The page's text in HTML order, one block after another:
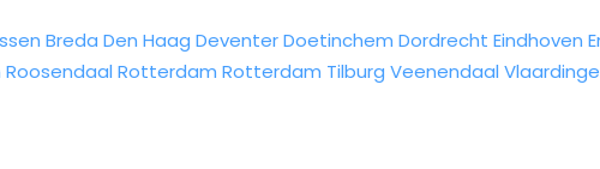
Breda Den Haag DeventerDoetinchem Dordrecht Eindhoven
Roosendaal Rotterdam Rotterdam Tilburg Veenendaal